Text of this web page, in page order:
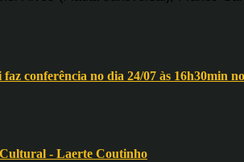
conferência no dia 24/07 às 16h30min
- Laerte Coutinho